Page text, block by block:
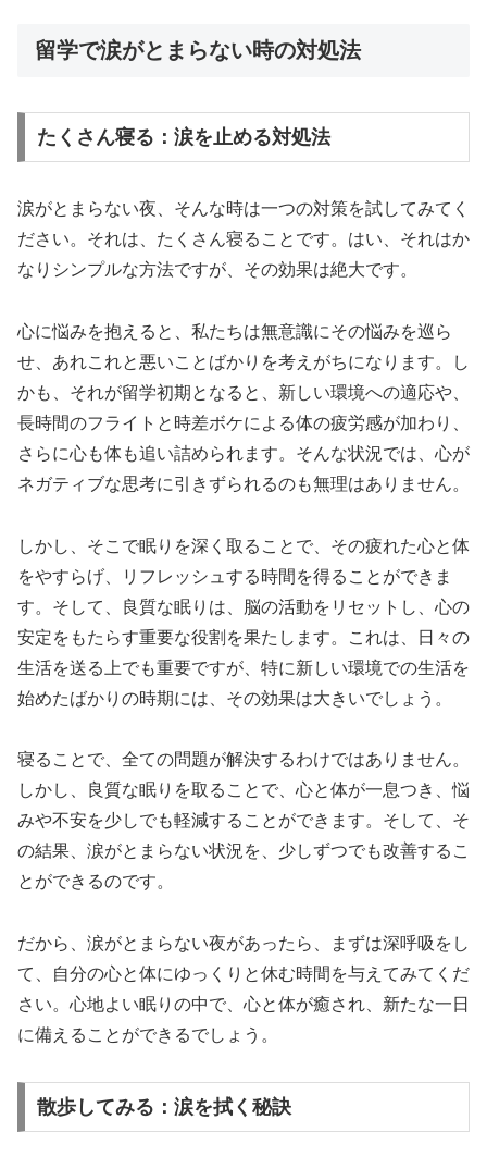
留学で涙がとまらない時の対処法
たくさん寝る：涙を止める対処法
涙がとまらない夜、そんな時は一つの対策を試してみてく
ださい。それは、たくさん寝ることです。はい、それはか
なりシンプルな方法ですが、その効果は絶大です。
心に悩みを抱えると、私たちは無意識にその悩みを巡ら
せ、あれこれと悪いことばかりを考えがちになります。し
かも、それが留学初期となると、新しい環境への適応や、
長時間のフライトと時差ボケによる体の疲労感が加わり、
さらに心も体も追い詰められます。そんな状況では、心が
ネガティブな思考に引きずられるのも無理はありません。
しかし、そこで眠りを深く取ることで、その疲れた心と体
をやすらげ、リフレッシュする時間を得ることができま
す。そして、良質な眠りは、脳の活動をリセットし、心の
安定をもたらす重要な役割を果たします。これは、日々の
生活を送る上でも重要ですが、特に新しい環境での生活を
始めたばかりの時期には、その効果は大きいでしょう。
寝ることで、全ての問題が解決するわけではありません。
しかし、良質な眠りを取ることで、心と体が一息つき、悩
みや不安を少しでも軽減することができます。そして、そ
の結果、涙がとまらない状況を、少しずつでも改善するこ
とができるのです。
だから、涙がとまらない夜があったら、まずは深呼吸をし
て、自分の心と体にゆっくりと休む時間を与えてみてくだ
さい。心地よい眠りの中で、心と体が癒され、新たな一日
に備えることができるでしょう。
散歩してみる：涙を拭く秘訣